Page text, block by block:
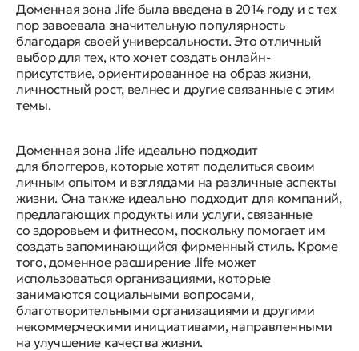
Доменная зона .life была введена в 2014 году и с тех
пор завоевала значительную популярность
благодаря своей универсальности. Это отличный
выбор для тех, кто хочет создать онлайн-
присутствие, ориентированное на образ жизни,
личностный рост, велнес и другие связанные с этим
темы.
Доменная зона .life идеально подходит
для блоггеров, которые хотят поделиться своим
личным опытом и взглядами на различные аспекты
жизни. Она также идеально подходит для компаний,
предлагающих продукты или услуги, связанные
со здоровьем и фитнесом, поскольку помогает им
создать запоминающийся фирменный стиль. Кроме
того, доменное расширение .life может
использоваться организациями, которые
занимаются социальными вопросами,
благотворительными организациями и другими
некоммерческими инициативами, направленными
на улучшение качества жизни.